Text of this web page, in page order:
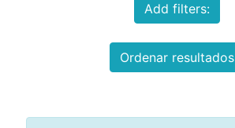
Add filters:
Ordenar resultados